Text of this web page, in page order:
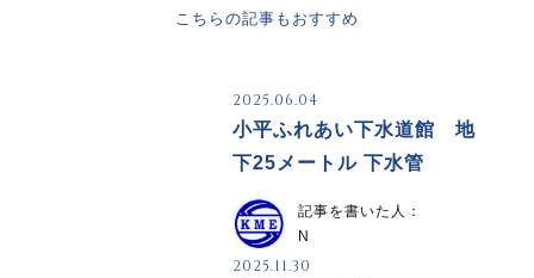
こちらの記事もおすすめ
2025.06.04
小平ふれあい下水道館 地
下25メートル 下水管
記事を書いた人：
N
2025.11.30